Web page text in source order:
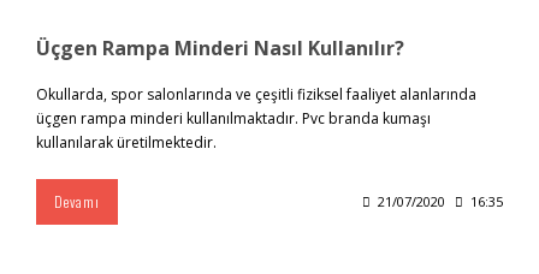
Üçgen Rampa Minderi Nasıl Kullanılır?
Okullarda, spor salonlarında ve çeşitli fiziksel faaliyet alanlarında
üçgen rampa minderi kullanılmaktadır. Pvc branda kumaşı
kullanılarak üretilmektedir.
Devamı 21/07/2020 16:35